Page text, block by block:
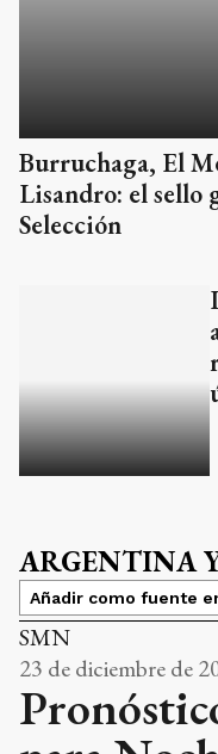
Burruchaga, El
Lisandro: el sello
Selección
ARGENTINA
Añadir como fuente
SMN
23 de diciembre de